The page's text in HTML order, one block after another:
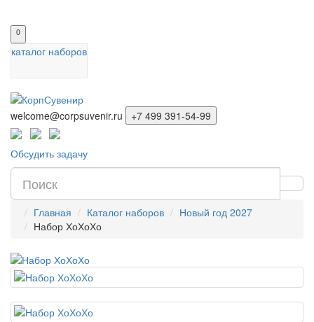
0
каталог наборов
welcome@corpsuvenir.ru +7 499 391-54-99
Обсудить задачу
Главная Каталог наборов
Новый год 2027
Набор ХоХоХо